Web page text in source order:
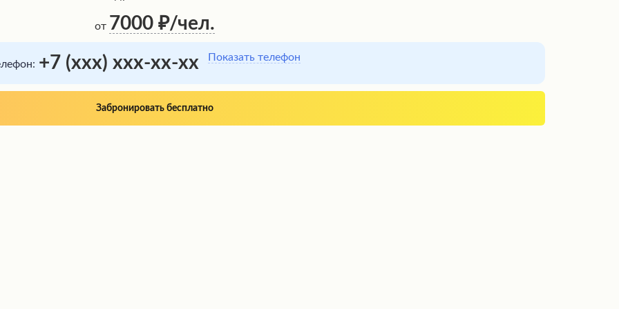
от 7000 /чел.
+7 (xxx) xxx-xx-xx Показать телефон
Забронировать бесплатно